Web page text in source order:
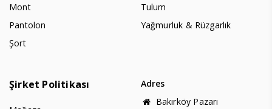
Mont
Pantolon
Şort
Tulum
Yağmurluk & Rüzgarlık
Şirket Politikası
Adres
Bakırköy Pazarı